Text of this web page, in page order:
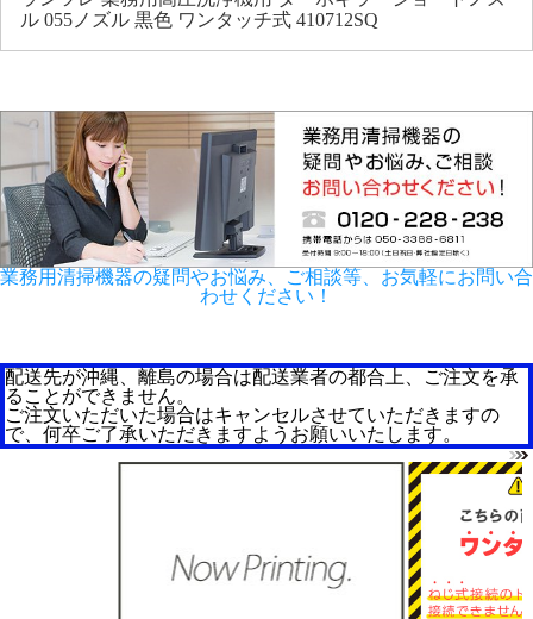
ル 055ノズル 黒色 ワンタッチ式 410712SQ
業務用清掃機器の疑問やお悩み、ご相談等、お気軽にお問い合
わせください！
配送先が沖縄、離島の場合は配送業者の都合上、ご注文を承
ることができません。
ご注文いただいた場合はキャンセルさせていただきますの
で、何卒ご了承いただきますようお願いいたします。